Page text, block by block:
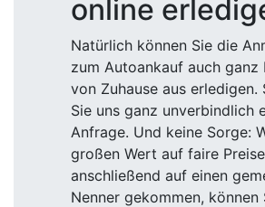
online
Natürlich können Sie die
zum Autoankauf auch ganz
von Zuhause aus erledigen.
Sie uns ganz unverbindlich
Anfrage. Und keine Sorge:
großen Wert auf faire
anschließend auf einen
Nenner gekommen, können